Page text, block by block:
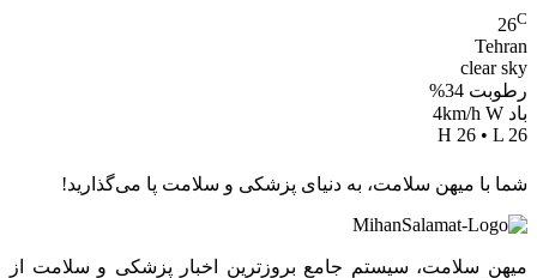
26C
Tehran
clear sky
رطوبت 34%
باد 4km/h W
H 26 • L 26
شما با میهن سلامت، به دنیای پزشکی و سلامت پا می‌گذارید!
میهن سلامت، سیستم جامع بروزترین اخبار پزشکی و سلامت از